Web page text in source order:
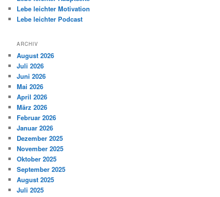
Lebe leichter Motivation
Lebe leichter Podcast
ARCHIV
August 2026
Juli 2026
Juni 2026
Mai 2026
April 2026
März 2026
Februar 2026
Januar 2026
Dezember 2025
November 2025
Oktober 2025
September 2025
August 2025
Juli 2025